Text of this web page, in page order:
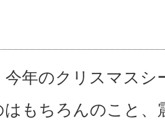
今年のクリスマスシ
はもちろんのこと